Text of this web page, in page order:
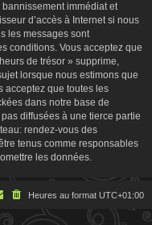
immédiat et
d’accès à Internet si nous
les messages sont
conditions. Vous acceptez que
de trésor » supprime,
lorsque nous estimons que
acceptez que toutes les
dans notre base de
diffusées à une tierce partie
rendez-vous des
tenus comme responsables
les données.
Heures au format UTC+01:00